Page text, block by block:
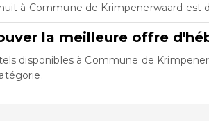
à Commune de Krimpenerwaard est
la meilleure offre
disponibles à Commune de